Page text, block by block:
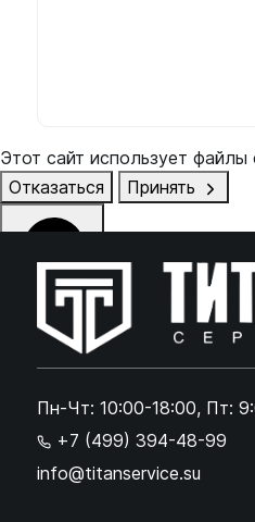
Пн-Чт: 10:00-18:00, Пт:
+7 (499) 394-48-99
info@titanservice.su
Этот сайт использует
Отказаться
Принять
Online чат
ONLINE
Online чат